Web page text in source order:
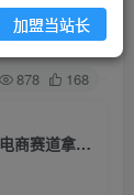
关注 私信
878 168
（6389期）新手主播365°直播带货·打造营，在电商赛道拿捏用户人性取胜（14节课）
加盟当站长